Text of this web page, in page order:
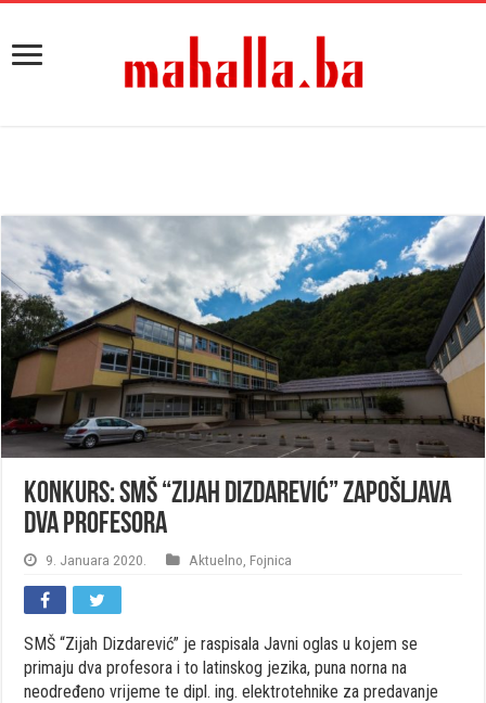
KONKURS: SMŠ “Zijah Dizdarević” zapošljava
dva profesora
9. Januara 2020. Aktuelno Fojnica
SMŠ “Zijah Dizdarević” je raspisala Javni oglas u kojem se
primaju dva profesora i to latinskog jezika, puna norna na
neodređeno vrijeme te dipl. ing. elektrotehnike za predavanje